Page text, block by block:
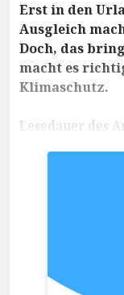
Erst in den
Ausgleich
Doch, das
macht es
Klimaschutz.
Lesedauer des